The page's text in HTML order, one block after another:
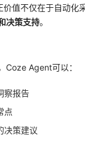
值不仅在于自动化
决策支持。
Coze Agent可以：
察报告
点
决策建议